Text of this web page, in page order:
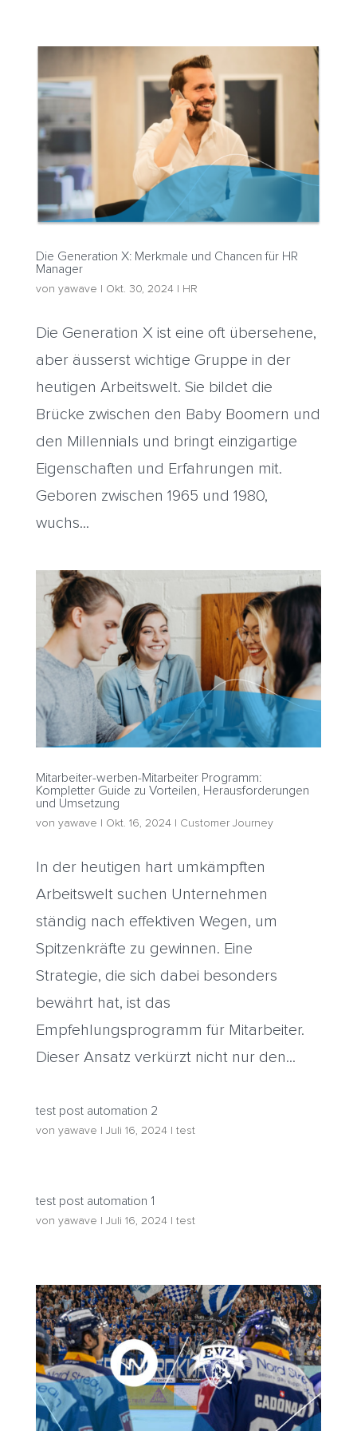
Die Generation X: Merkmale und Chancen für HR
Manager
von yawave | Okt. 30, 2024| HR
Die Generation X ist eine oft übersehene,
aber äusserst wichtige Gruppe in der
heutigen Arbeitswelt. Sie bildet die
Brücke zwischen den Baby Boomern und
den Millennials und bringt einzigartige
Eigenschaften und Erfahrungen mit.
Geboren zwischen 1965 und 1980,
wuchs...
Mitarbeiter-werben-Mitarbeiter Programm:
Kompletter Guide zu Vorteilen, Herausforderungen
und Umsetzung
von yawave Okt. 16, 2024| Customer Journey
In der heutigen hart umkämpften
Arbeitswelt suchen Unternehmen
ständig nach effektiven Wegen, um
Spitzenkräfte zu gewinnen. Eine
Strategie, die sich dabei besonders
bewährt hat, ist das
Empfehlungsprogramm für Mitarbeiter.
Dieser Ansatz verkürzt nicht nur den...
test post automation 2
von yawave Juli 16, 2024| test
test post automation 1
von yawave Juli 16, 2024| test